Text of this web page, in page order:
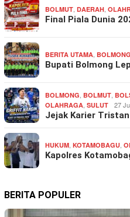
BOLMUT DAERAH
Final Piala Dunia
BERITA UTAMA BOLMONG
Bupati Bolmong
BOLMONG BOLMUT
OLAHRAGA SULUT 27
Jejak Karier
HUKUM KOTAMOBAGU
Kapolres
BERITA POPULER